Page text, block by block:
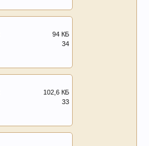
94 КБ
34
102,6 КБ
33